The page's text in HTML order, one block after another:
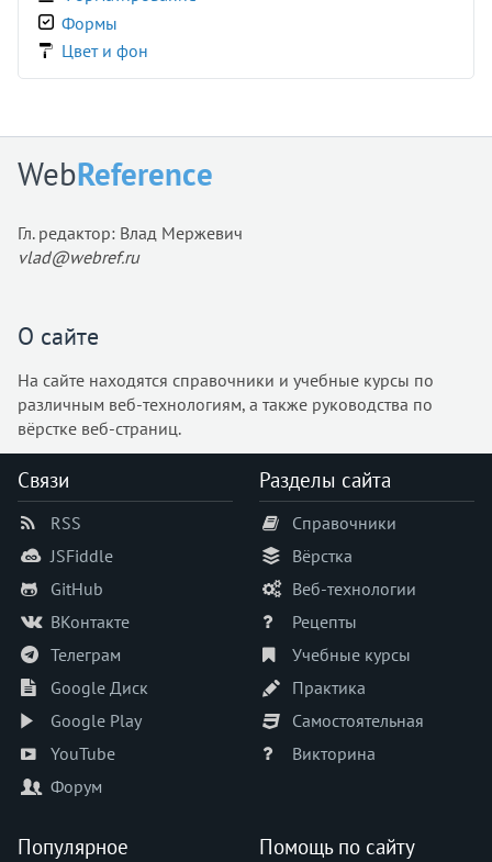
text-underline-position
top
transform
transition-delay
transition-property
transition-timing-function
user-select
vertical-align
visibility
white-space
widows
word-break
word-spacing
word-wrap
writing-mode
Формы
Цвет и фон
WebReference
Гл. редактор: Влад Мержевич
vlad@webref.ru
О сайте
На сайте находятся справочники и учебные курсы по
различным веб-технологиям, а также руководства по
вёрстке веб-страниц.
Связи
RSS
JSFiddle
GitHub
ВКонтакте
Телеграм
Google Диск
Google Play
YouTube
Форум
Разделы сайта
Справочники
Вёрстка
Веб-технологии
Рецепты
Учебные курсы
Практика
Самостоятельная
Викторина
Популярное Помощь по сайту